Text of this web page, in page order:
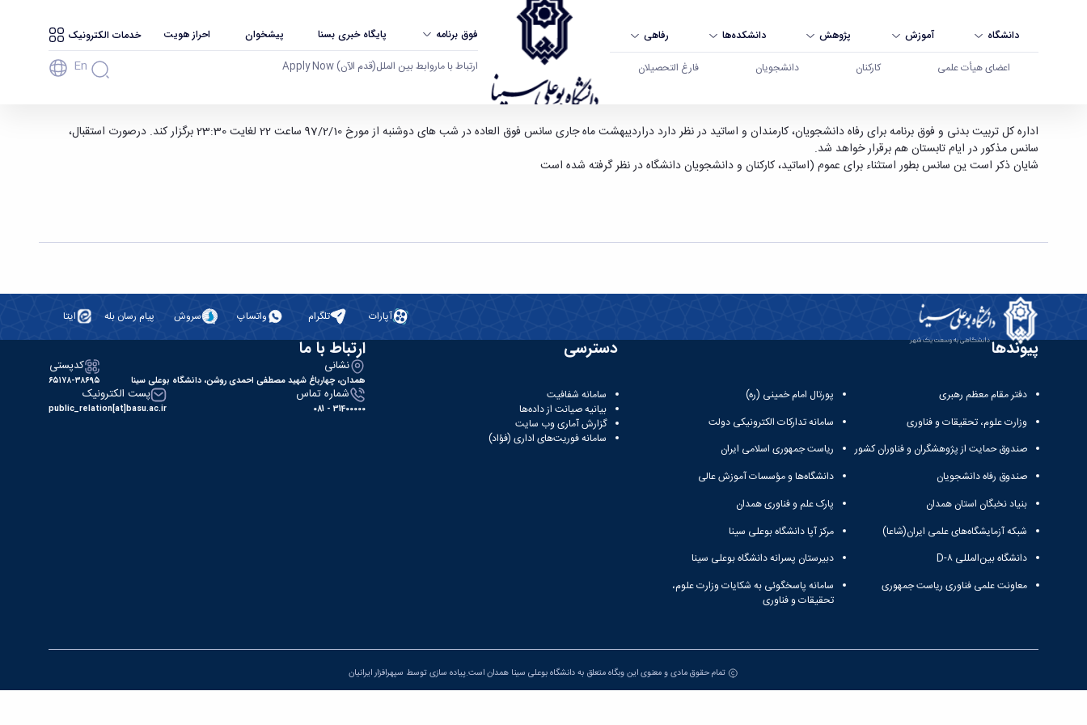
دانشگاه آموزش پژوهش دانشکده‌ها رفاهی
اعضای هیأت علمی کارکنان دانشجویان فارغ التحصیلان
فوق برنامه پایگاه خبری بسنا پیشخوان احراز هویت خدمات الکترونیک
ارتباط با ماروابط بین الملل(قدم الآن) Apply Now En
برقراری سانس آزمایشی در استخر - دانشگاه بوعلی سینا همدان
اداره کل تربیت بدنی و فوق برنامه برای رفاه دانشجویان، کارمندان و اساتید در نظر دارد دراردیبهشت ماه جاری سانس فوق العاده در شب های دوشنبه از مورخ 97/2/10 ساعت 22 لغایت 23:30 برگزار کند. درصورت استقبال،
سانس مذکور در ایام تابستان هم برقرار خواهد شد.
شایان ذکر است ین سانس بطور استثناء برای عموم (اساتید، کارکنان و دانشجویان دانشگاه در نظر گرفته شده است
آپارات تلگرام واتساپ سروش پیام رسان بله ایتا
پیوندها
دفتر مقام معظم رهبری
وزارت علوم، تحقیقات و فناوری
صندوق حمایت از پژوهشگران و فناوران کشور
صندوق رفاه دانشجویان
بنیاد نخبگان استان همدان
شبکه آزمایشگاه‌های علمی ایران(شاعا)
دانشگاه بین‌المللی D-۸
معاونت علمی فناوری ریاست جمهوری
پورتال امام خمینی (ره)
سامانه تدارکات الکترونیکی دولت
ریاست جمهوری اسلامی ایران
دانشگاه‌ها و مؤسسات آموزش عالی
پارک علم و فناوری همدان
مرکز آپا دانشگاه بوعلی سینا
دبیرستان پسرانه دانشگاه بوعلی سینا
سامانه پاسخگوئی به شکایات وزارت علوم،
تحقیقات و فناوری
دسترسی
سامانه شفافیت
بیانیه صیانت از داده‌ها
گزارش آماری وب‌ سایت
سامانه فوریت‌های اداری (فؤاد)
ارتباط با ما
نشانی
همدان، چهارباغ شهید مصطفی احمدی روشن، دانشگاه بوعلی سینا
کدپستی
۶۵۱۷۸-۳۸۶۹۵
شماره تماس
31400000 - 081
پست الکترونیک
public_relation[at]basu.ac.ir
تمام حقوق مادی و معنوی این وبگاه متعلق به دانشگاه بوعلی سینا همدان است.پیاده سازی توسط سپهرافزار ایرانیان